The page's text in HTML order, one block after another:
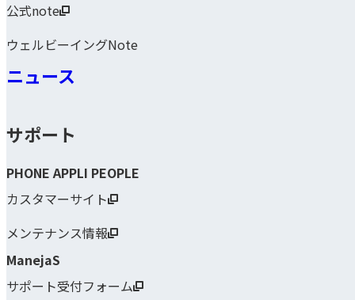
公式note
ウェルビーイングNote
ニュース
サポート
PHONE APPLI PEOPLE
カスタマーサイト
メンテナンス情報
ManejaS
サポート受付フォーム